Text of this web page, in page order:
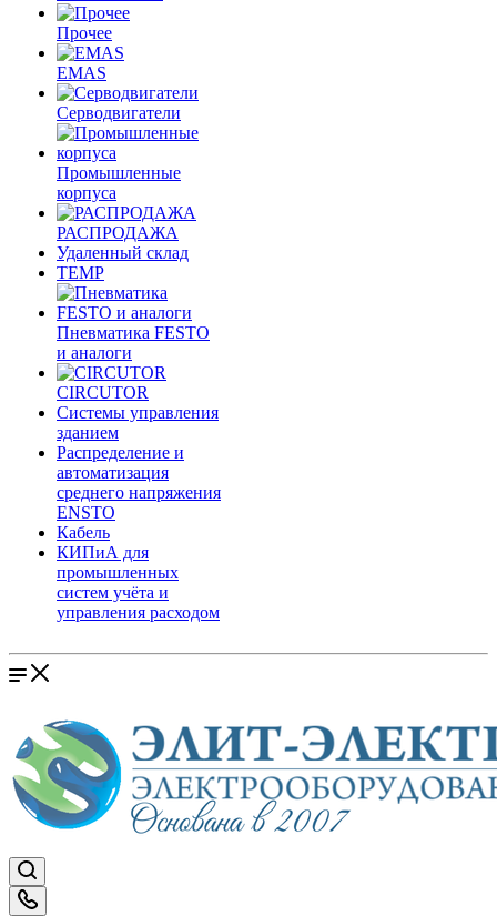
Прочее
EMAS
Cерводвигатели
Промышленные
корпуса
РАСПРОДАЖА
Удаленный склад
TEMP
Пневматика FESTO
и аналоги
CIRCUTOR
Системы управления
зданием
Распределение и
автоматизация
среднего напряжения
ENSTO
Кабель
КИПиА для
промышленных
систем учёта и
управления расходом